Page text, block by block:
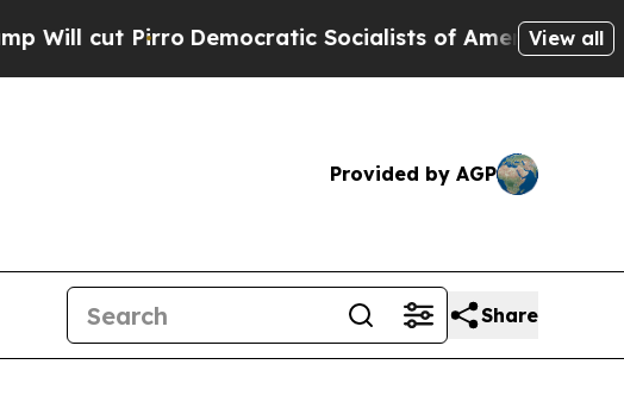
Democratic Socialists of America Propose Radical
View all
Provided by AGP
Share